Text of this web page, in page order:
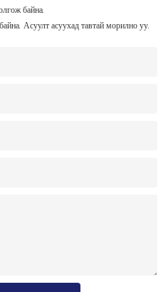
байна.
Асуулт асуухад тавтай морилно уу.